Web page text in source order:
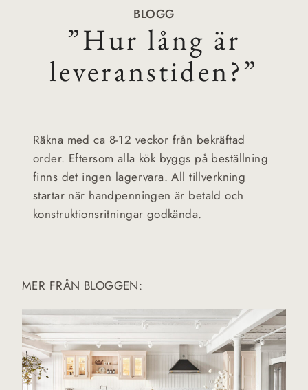
BLOGG
”Hur lång är
leveranstiden?”
Räkna med ca 8-12 veckor från bekräftad
order. Eftersom alla kök byggs på beställning
finns det ingen lagervara. All tillverkning
startar när handpenningen är betald och
konstruktionsritningar godkända.
MER FRÅN BLOGGEN: